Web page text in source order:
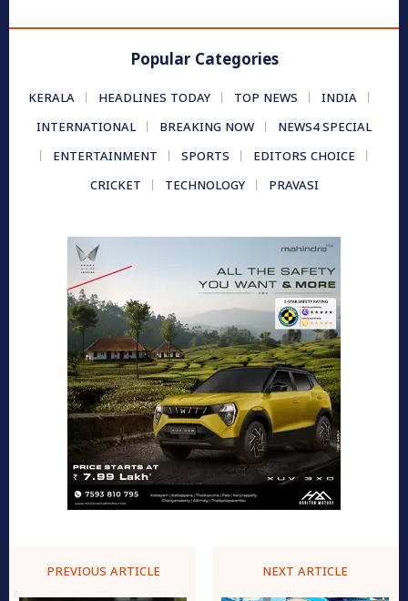
Popular Categories
KERALA HEADLINES TODAY TOP NEWS
INDIA
INTERNATIONAL
BREAKING NOW
NEWS4 SPECIAL
ENTERTAINMENT
SPORTS
EDITORS CHOICE
CRICKET
TECHNOLOGY PRAVASI
PREVIOUS ARTICLE NEXT ARTICLE